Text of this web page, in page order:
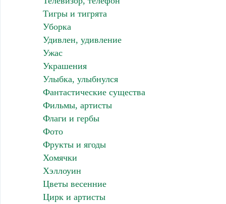
Тигры и тигрята
Уборка
Удивлен, удивление
Ужас
Украшения
Улыбка, улыбнулся
Фантастические существа
Фильмы, артисты
Флаги и гербы
Фото
Фрукты и ягоды
Хомячки
Хэллоуин
Цветы весенние
Цирк и артисты